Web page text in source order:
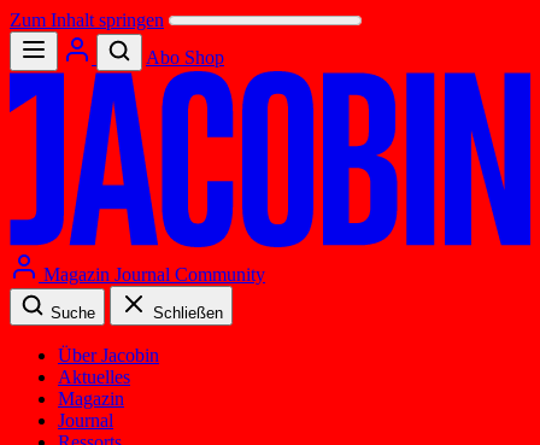
Zum Inhalt springen
Abo Shop
Magazin Journal Community
Suche Schließen
Über Jacobin
Aktuelles
Magazin
Journal